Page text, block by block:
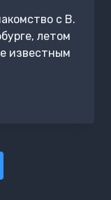
с В.
летом
известным